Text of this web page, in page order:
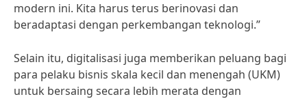
modern ini. Kita harus terus berinovasi dan
beradaptasi dengan perkembangan teknologi.”
Selain itu, digitalisasi juga memberikan peluang bagi
para pelaku bisnis skala kecil dan menengah (UKM)
untuk bersaing secara lebih merata dengan